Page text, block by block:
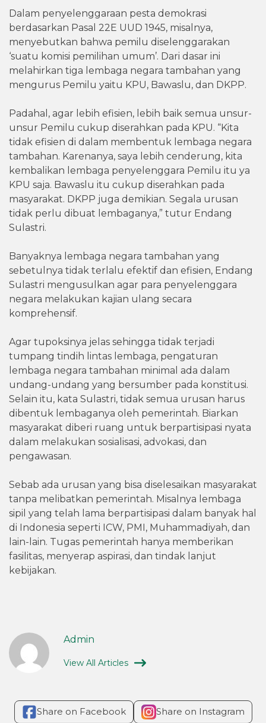
Dalam penyelenggaraan pesta demokrasi
berdasarkan Pasal 22E UUD 1945, misalnya,
menyebutkan bahwa pemilu diselenggarakan
‘suatu komisi pemilihan umum’. Dari dasar ini
melahirkan tiga lembaga negara tambahan yang
mengurus Pemilu yaitu KPU, Bawaslu, dan DKPP.
Padahal, agar lebih efisien, lebih baik semua unsur-
unsur Pemilu cukup diserahkan pada KPU. “Kita
tidak efisien di dalam membentuk lembaga negara
tambahan. Karenanya, saya lebih cenderung, kita
kembalikan lembaga penyelenggara Pemilu itu ya
KPU saja. Bawaslu itu cukup diserahkan pada
masyarakat. DKPP juga demikian. Segala urusan
tidak perlu dibuat lembaganya,” tutur Endang
Sulastri.
Banyaknya lembaga negara tambahan yang
sebetulnya tidak terlalu efektif dan efisien, Endang
Sulastri mengusulkan agar para penyelenggara
negara melakukan kajian ulang secara
komprehensif.
Agar tupoksinya jelas sehingga tidak terjadi
tumpang tindih lintas lembaga, pengaturan
lembaga negara tambahan minimal ada dalam
undang-undang yang bersumber pada konstitusi.
Selain itu, kata Sulastri, tidak semua urusan harus
dibentuk lembaganya oleh pemerintah. Biarkan
masyarakat diberi ruang untuk berpartisipasi nyata
dalam melakukan sosialisasi, advokasi, dan
pengawasan.
Sebab ada urusan yang bisa diselesaikan masyarakat
tanpa melibatkan pemerintah. Misalnya lembaga
sipil yang telah lama berpartisipasi dalam banyak hal
di Indonesia seperti ICW, PMI, Muhammadiyah, dan
lain-lain. Tugas pemerintah hanya memberikan
fasilitas, menyerap aspirasi, dan tindak lanjut
kebijakan.
Admin
View All Articles
Share on Facebook Share on Instagram